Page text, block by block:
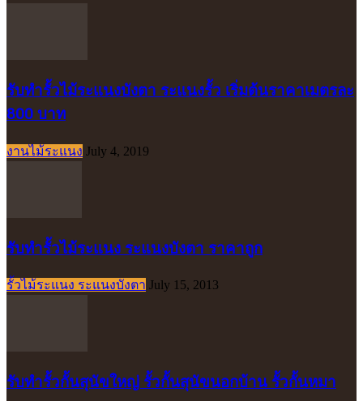
รับทำรั้วไม้ระแนงบังตา ระแนงรั้ว เริ่มต้นราคาเมตรละ
800 บาท
งานไม้ระแนง July 4, 2019
รับทำรั้วไม้ระแนง ระแนงบังตา ราคาถูก
รั้วไม้ระแนง ระแนงบังตา July 15, 2013
รับทำรั้วกั้นสุนัขใหญ่ รั้วกั้นสุนัขนอกบ้าน รั้วกั้นหมา